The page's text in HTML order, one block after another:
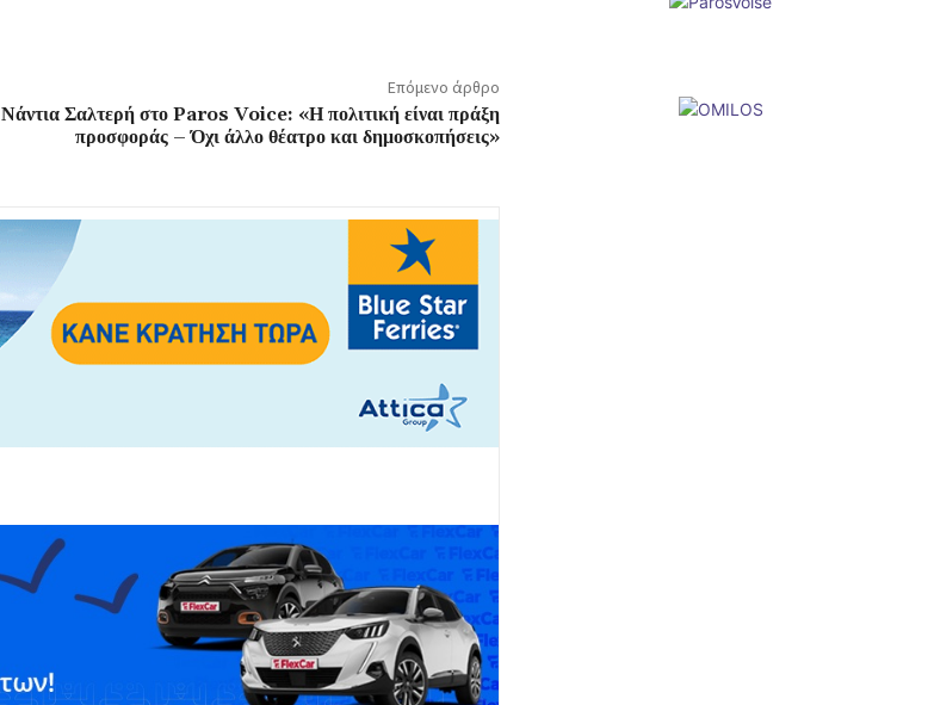
Επόμενο άρθρο
Νάντια Σαλτερή στο Paros Voice: «Η πολιτική είναι πράξη
προσφοράς – Όχι άλλο θέατρο και δημοσκοπήσεις»